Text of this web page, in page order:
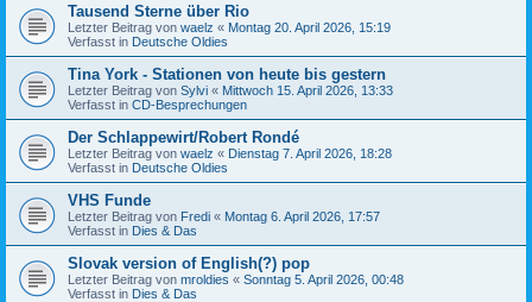
Tausend Sterne über Rio
Letzter Beitrag von waelz « Montag 20. April 2026, 15:19
Verfasst in Deutsche Oldies
Tina York - Stationen von heute bis gestern
Letzter Beitrag von Sylvi « Mittwoch 15. April 2026, 13:33
Verfasst in CD-Besprechungen
Der Schlappewirt/Robert Rondé
Letzter Beitrag von waelz « Dienstag 7. April 2026, 18:28
Verfasst in Deutsche Oldies
VHS Funde
Letzter Beitrag von Fredi « Montag 6. April 2026, 17:57
Verfasst in Dies & Das
Slovak version of English(?) pop
Letzter Beitrag von mroldies « Sonntag 5. April 2026, 00:48
Verfasst in Dies & Das